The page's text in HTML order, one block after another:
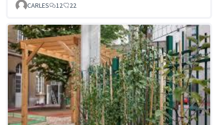
CARLES
12 22